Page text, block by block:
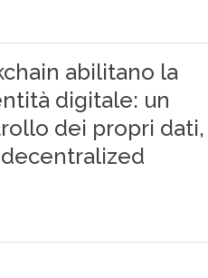
abilitano la
digitale: un
dei propri dati,